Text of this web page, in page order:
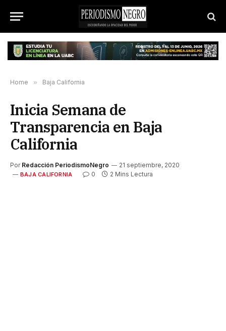
Home » Baja California
Inicia Semana de
Transparencia en Baja
California
Por Redacción PeriodismoNegro 21 septiembre, 2020
BAJA CALIFORNIA 0 2 Mins Lectura